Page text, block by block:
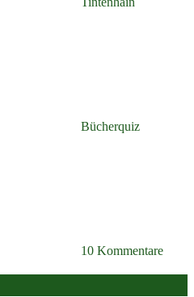
Bücherquiz
10 Kommentare